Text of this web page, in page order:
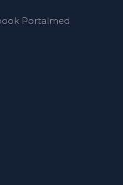
Portalmed